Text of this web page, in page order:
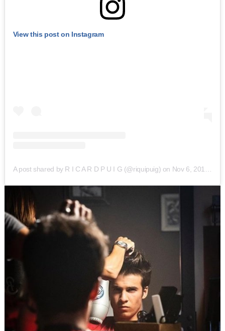
View this post on Instagram
A post shared by R I C A R D P U I G (@riquipuig) on Nov 6, 2019 at 12:14pm PST